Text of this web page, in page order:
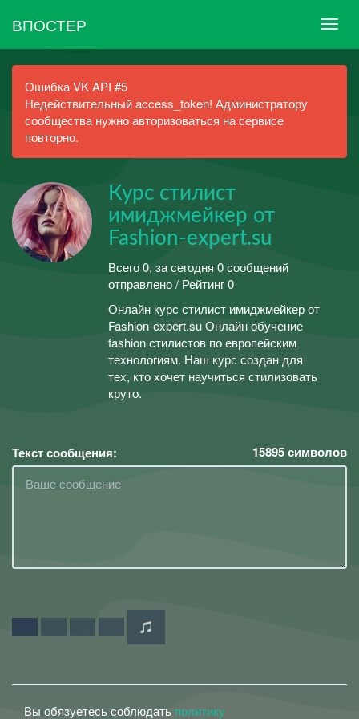
ВПОСТЕР
Ошибка VK API #5
Недействительный access_token! Администратору
сообщества нужно авторизоваться на сервисе
повторно.
Курс стилист
имиджмейкер от
Fashion-expert.su
Всего 0, за сегодня 0 сообщений
отправлено / Рейтинг 0
Онлайн курс стилист имиджмейкер от
Fashion-expert.su Онлайн обучение
fashion стилистов по европейским
технологиям. Наш курс создан для
тех, кто хочет научиться стилизовать
круто.
Текст сообщения: 15895символов
Вы обязуетесь соблюдать политику